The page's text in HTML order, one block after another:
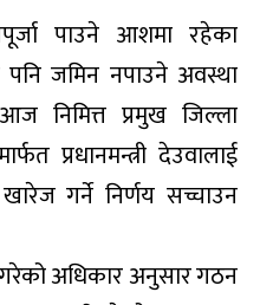
पाउने आशमा रहेका
जमिन नपाउने अवस्था
निमित्त प्रमुख जिल्ला
प्रधानमन्त्री देउवालाई
गर्ने निर्णय सच्चाउन
अधिकार अनुसार गठन